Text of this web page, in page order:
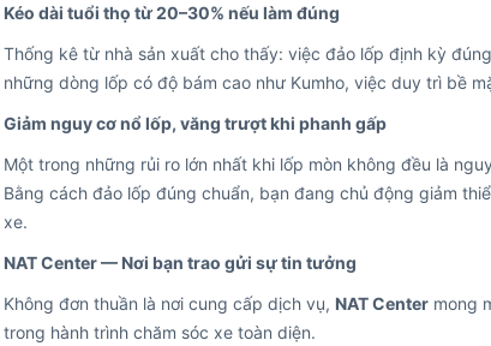
Kéo dài tuổi thọ từ 20–30% nếu làm đúng
Thống kê từ nhà sản xuất cho thấy: việc đảo lốp định kỳ
những dòng lốp có độ bám cao như Kumho, việc duy trì bề
Giảm nguy cơ nổ lốp, văng trượt khi phanh gấp
Một trong những rủi ro lớn nhất khi lốp mòn không đều là
Bằng cách đảo lốp đúng chuẩn, bạn đang chủ động giảm
xe.
NAT Center — Nơi bạn trao gửi sự tin tưởng
Không đơn thuần là nơi cung cấp dịch vụ, NAT Center mong
trong hành trình chăm sóc xe toàn diện.